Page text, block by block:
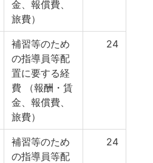
金、報償費、
旅費）
補習等のため
の指導員等配
置に要する経
費 （報酬・賃
金、報償費、
旅費）
24
補習等のため
の指導員等配
24